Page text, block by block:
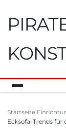
Startseite
Ecksofa-Trends